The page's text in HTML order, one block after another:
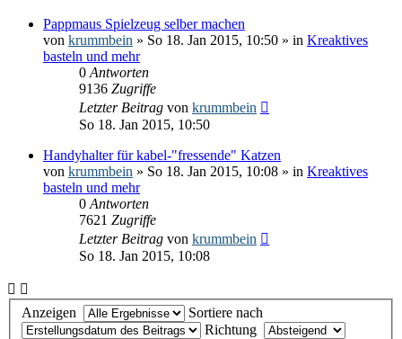
Pappmaus Spielzeug selber machen
von krummbein » So 18. Jan 2015, 10:50 » in Kreaktives
basteln und mehr
0 Antworten
9136 Zugriffe
Letzter Beitrag von krummbein
So 18. Jan 2015, 10:50
Handyhalter für kabel-"fressende" Katzen
von krummbein » So 18. Jan 2015, 10:08 » in Kreaktives
basteln und mehr
0 Antworten
7621 Zugriffe
Letzter Beitrag von krummbein
So 18. Jan 2015, 10:08
Anzeigen
Sortiere nach
Richtung